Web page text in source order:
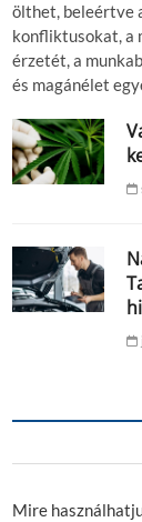
ölthet, beleértve
konfliktusokat, a
érzetét, a
és magánélet
Mire